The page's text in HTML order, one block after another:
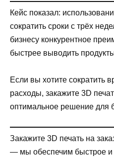
Кейс показал:
сократить сроки с трёх
бизнесу конкурентное
быстрее выводить
Если вы хотите сократить
расходы, закажите 3D
оптимальное решение для
Закажите 3D печать на
— мы обеспечим быстрое и